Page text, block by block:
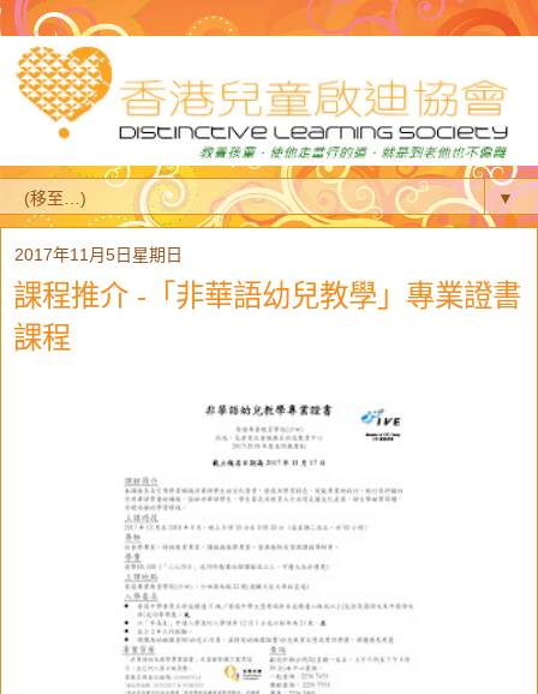
▼
2017年11月5日星期日
課程推介 -「非華語幼兒教學」專業證書
課程